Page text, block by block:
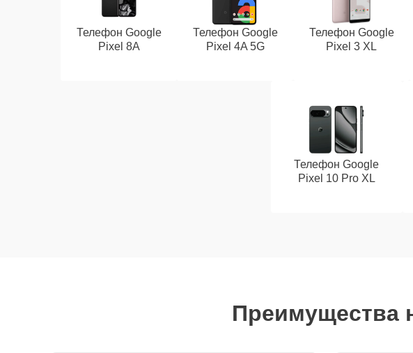
Телефон Google
Pixel 8A
Телефон Google
Pixel 4A 5G
Телефон Google
Pixel 3 XL
Телефон Google
Pixel 10 Pro XL
Преимущества